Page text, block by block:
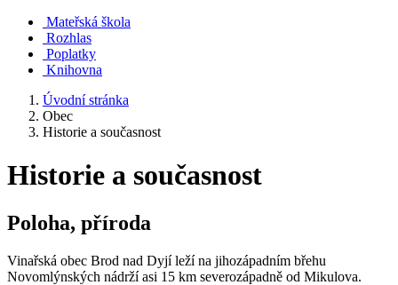
Mateřská škola
Rozhlas
Poplatky
Knihovna
Úvodní stránka
Obec
Historie a současnost
Historie a současnost
Poloha, příroda
Vinařská obec Brod nad Dyjí leží na jihozápadním břehu
Novomlýnských nádrží asi 15 km severozápadně od Mikulova.